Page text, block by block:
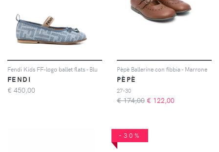
Fendi Kids FF-logo ballet flats - Blu
FENDI
€ 450,00
Pèpè Ballerine con fibbia - Marrone
PÈPÈ
27-30
€ 174,00 € 122,00
-30%